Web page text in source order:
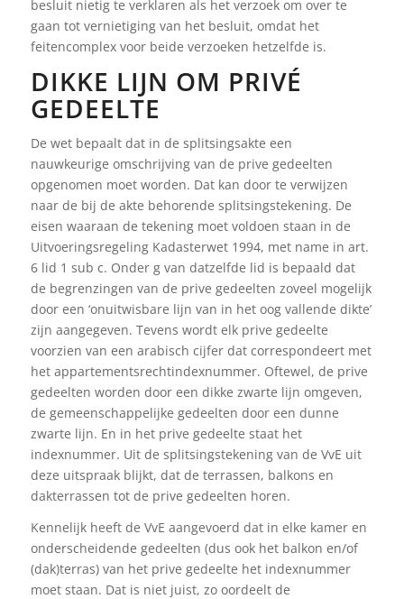
besluit nietig te verklaren als het verzoek om over te
gaan tot vernietiging van het besluit, omdat het
feitencomplex voor beide verzoeken hetzelfde is.
DIKKE LIJN OM PRIVÉ
GEDEELTE
De wet bepaalt dat in de splitsingsakte een
nauwkeurige omschrijving van de prive gedeelten
opgenomen moet worden. Dat kan door te verwijzen
naar de bij de akte behorende splitsingstekening. De
eisen waaraan de tekening moet voldoen staan in de
Uitvoeringsregeling Kadasterwet 1994, met name in art.
6 lid 1 sub c. Onder g van datzelfde lid is bepaald dat
de begrenzingen van de prive gedeelten zoveel mogelijk
door een ‘onuitwisbare lijn van in het oog vallende dikte’
zijn aangegeven. Tevens wordt elk prive gedeelte
voorzien van een arabisch cijfer dat correspondeert met
het appartementsrechtindexnummer. Oftewel, de prive
gedeelten worden door een dikke zwarte lijn omgeven,
de gemeenschappelijke gedeelten door een dunne
zwarte lijn. En in het prive gedeelte staat het
indexnummer. Uit de splitsingstekening van de VvE uit
deze uitspraak blijkt, dat de terrassen, balkons en
dakterrassen tot de prive gedeelten horen.
Kennelijk heeft de VvE aangevoerd dat in elke kamer en
onderscheidende gedeelten (dus ook het balkon en/of
(dak)terras) van het prive gedeelte het indexnummer
moet staan. Dat is niet juist, zo oordeelt de